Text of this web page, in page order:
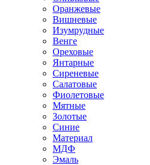
Оранжевые
Вишневые
Изумрудные
Венге
Ореховые
Янтарные
Сиреневые
Салатовые
Фиолетовые
Мятные
Золотые
Синие
Материал
МДФ
Эмаль